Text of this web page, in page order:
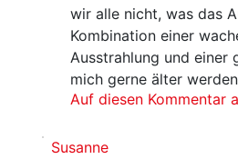
wir alle nicht, was das
Kombination einer
Ausstrahlung und einer
mich gerne älter werden
Auf diesen Kommentar
Susanne